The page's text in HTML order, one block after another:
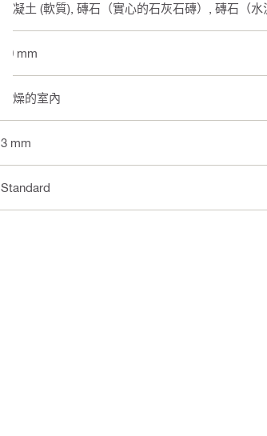
混凝土 (軟質), 磚石（實心的石灰石磚）, 磚石（水
60 mm
乾燥的室內
3 mm
Standard